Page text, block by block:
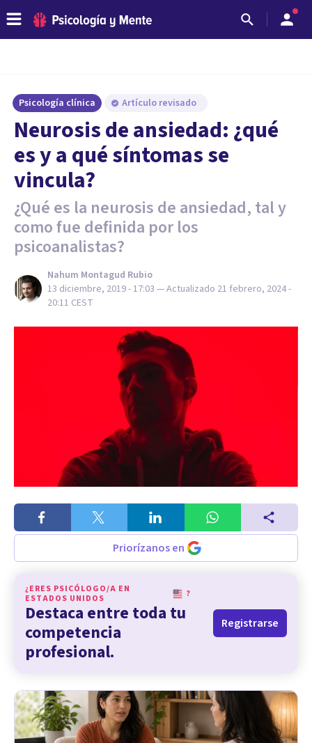
Psicología clínica Artículo revisado
Neurosis de ansiedad: ¿qué
es y a qué síntomas se
vincula?
¿Qué es la neurosis de ansiedad, tal y
como fue definida por los
psicoanalistas?
Nahum Montagud Rubio
13 diciembre, 2019 - 17:03 — Actualizado 21 febrero, 2024 -
20:11 CEST
Priorízanos en
¿ERES PSICÓLOGO/A EN
ESTADOS UNIDOS
?
Destaca entre toda tu
competencia
profesional.
Registrarse